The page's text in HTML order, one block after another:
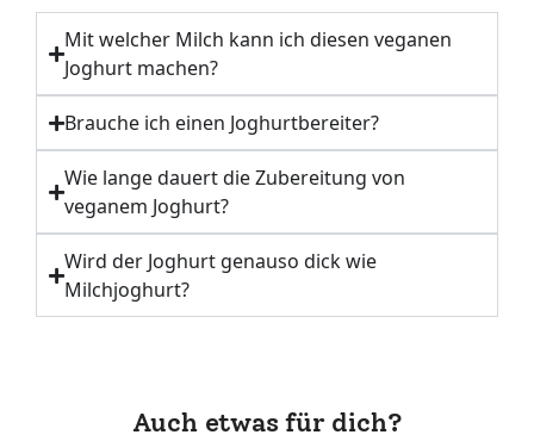
Mit welcher Milch kann ich diesen veganen
Joghurt machen?
Brauche ich einen Joghurtbereiter?
Wie lange dauert die Zubereitung von
veganem Joghurt?
Wird der Joghurt genauso dick wie
Milchjoghurt?
Auch etwas für dich?